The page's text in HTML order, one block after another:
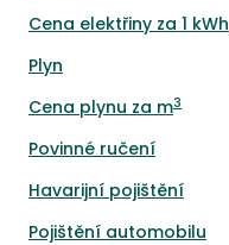
Cena elektřiny za 1 kWh
Plyn
Cena plynu za m3
Povinné ručení
Havarijní pojištění
Pojištění automobilu